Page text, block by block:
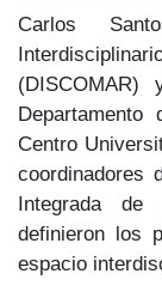
Carlos
(DISCOMAR)
Centro
coordinadores
Integrada de
definieron los
espacio